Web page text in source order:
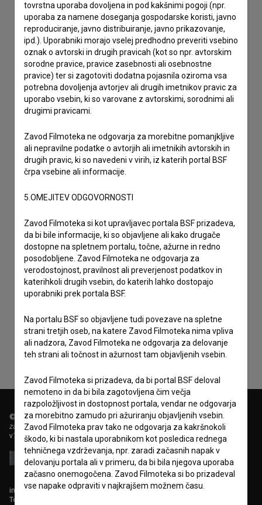
prijavljam napako
želim dodati podatke
drugo
Sprejemam splošne pogoje
zbiranje, hrambo in obdelavo osebnih podatkov.
© 2018-2026, Filmoteka,
zavod za širjenje filmske kulture
v7.151.0
info@filmoteka.si
Tehnična pomoč: podpora@bsf.si
tovrstna uporaba dovoljena in pod kakšnimi pogoji (npr.
uporaba za namene doseganja gospodarske koristi, javno
reproduciranje, javno distribuiranje, javno prikazovanje,
ipd.). Uporabniki morajo vselej predhodno preveriti vsebino
oznak o avtorski in drugih pravicah (kot so npr. avtorskim
sorodne pravice, pravice zasebnosti ali osebnostne
pravice) ter si zagotoviti dodatna pojasnila oziroma vsa
potrebna dovoljenja avtorjev ali drugih imetnikov pravic za
uporabo vsebin, ki so varovane z avtorskimi, sorodnimi ali
drugimi pravicami.
Zavod Filmoteka ne odgovarja za morebitne pomanjkljive
ali nepravilne podatke o avtorjih ali imetnikih avtorskih in
drugih pravic, ki so navedeni v virih, iz katerih portal BSF
črpa vsebine ali informacije.
5.OMEJITEV ODGOVORNOSTI
Zavod Filmoteka si kot upravljavec portala BSF prizadeva,
da bi bile informacije, ki so objavljene ali kako drugače
dostopne na spletnem portalu, točne, ažurne in redno
posodobljene. Zavod Filmoteka ne odgovarja za
verodostojnost, pravilnost ali preverjenost podatkov in
katerihkoli drugih vsebin, do katerih lahko dostopajo
uporabniki prek portala BSF.
Na portalu BSF so objavljene tudi povezave na spletne
strani tretjih oseb, na katere Zavod Filmoteka nima vpliva
ali nadzora, Zavod Filmoteka ne odgovarja za delovanje
teh strani ali točnost in ažurnost tam objavljenih vsebin.
Zavod Filmoteka si prizadeva, da bi portal BSF deloval
nemoteno in da bi bila zagotovljena čim večja
razpoložljivost in dostopnost portala, vendar ne odgovarja
za morebitno zamudo pri ažuriranju objavljenih vsebin.
Zavod Filmoteka prav tako ne odgovarja za kakršnokoli
škodo, ki bi nastala uporabnikom kot posledica rednega
tehničnega vzdrževanja, npr. zaradi začasnih napak v
delovanju portala ali v primeru, da bi bila njegova uporaba
začasno onemogočena. Zavod Filmoteka si bo prizadeval
vse napake odpraviti v najkrajšem možnem času.